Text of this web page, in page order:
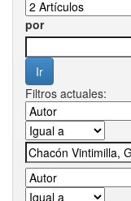
por
Filtros actuales: